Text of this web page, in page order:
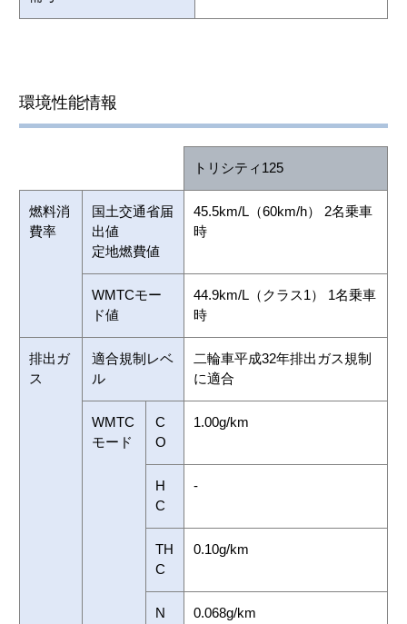
環境性能情報
トリシティ125
燃料消
費率
国土交通省届
出値
定地燃費値
45.5km/L（60km/h） 2名乗車
時
WMTCモー
ド値
44.9km/L（クラス1） 1名乗車
時
排出ガ
ス
適合規制レベ
ル
二輪車平成32年排出ガス規制
に適合
WMTC
モード
C
O
1.00g/km
H
C
-
TH
C
0.10g/km
N
0.068g/km